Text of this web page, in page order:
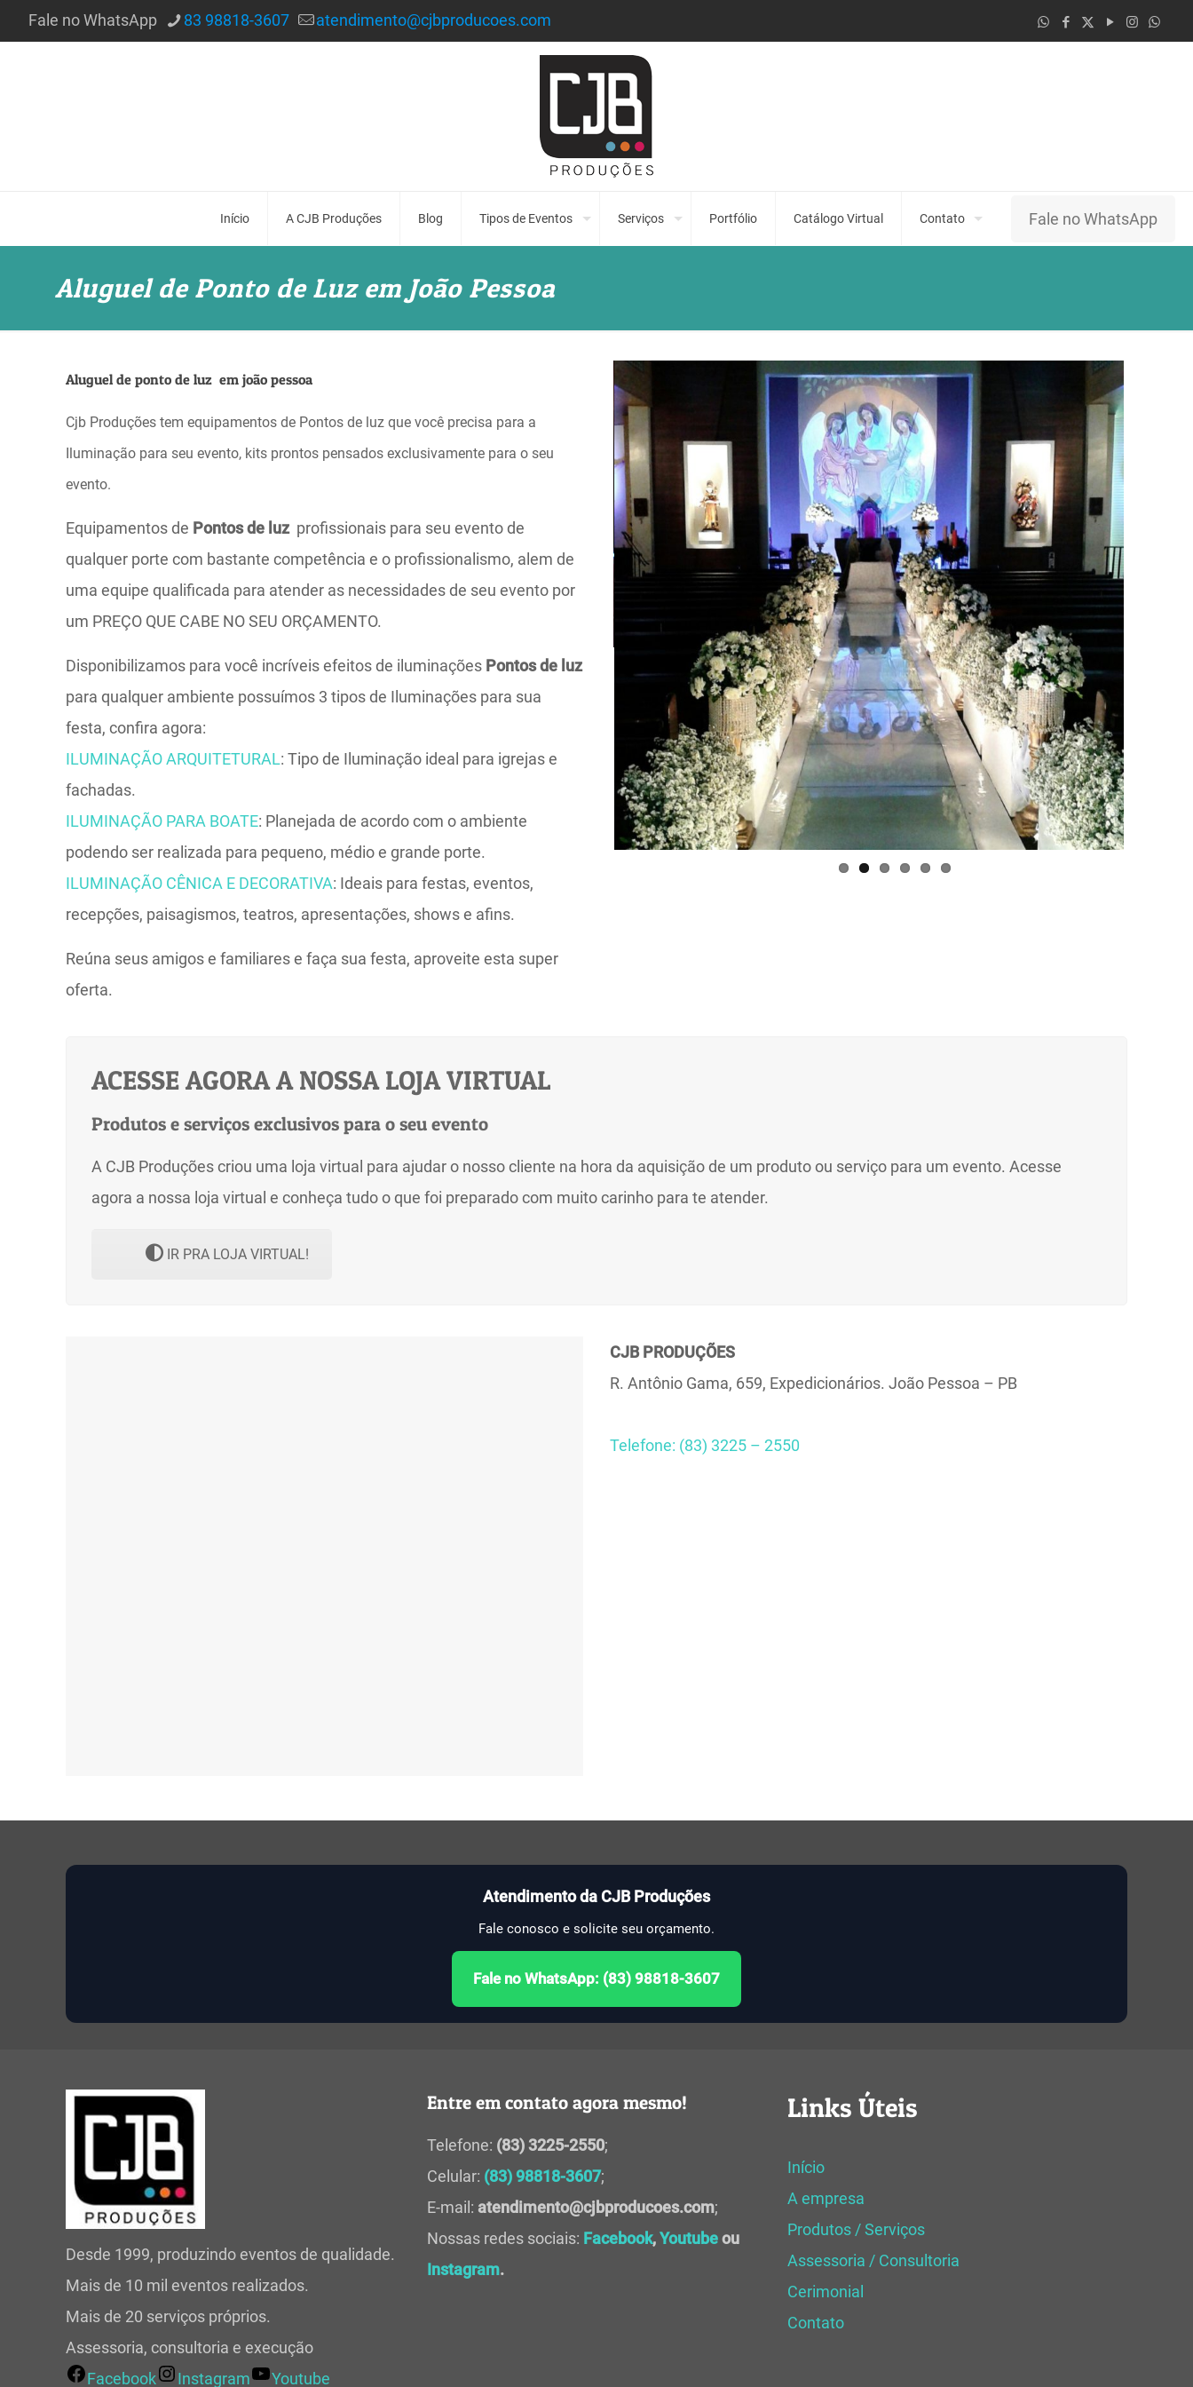
Fale no WhatsApp 83 98818-3607 atendimento@cjbproducoes.com
Início A CJB Produções Blog Tipos de Eventos Serviços Portfólio Catálogo Virtual Contato Fale no WhatsApp
Aluguel de Ponto de Luz em João Pessoa
Aluguel de ponto de luz em joão pessoa
Cjb Produções tem equipamentos de Pontos de luz que você precisa para a
Iluminação para seu evento, kits prontos pensados exclusivamente para o seu
evento.
Equipamentos de Pontos de luz profissionais para seu evento de
qualquer porte com bastante competência e o profissionalismo, alem de
uma equipe qualificada para atender as necessidades de seu evento por
um PREÇO QUE CABE NO SEU ORÇAMENTO.
Disponibilizamos para você incríveis efeitos de iluminações Pontos de luz
para qualquer ambiente possuímos 3 tipos de Iluminações para sua
festa, confira agora:
ILUMINAÇÃO ARQUITETURAL: Tipo de Iluminação ideal para igrejas e
fachadas.
ILUMINAÇÃO PARA BOATE: Planejada de acordo com o ambiente
podendo ser realizada para pequeno, médio e grande porte.
ILUMINAÇÃO CÊNICA E DECORATIVA: Ideais para festas, eventos,
recepções, paisagismos, teatros, apresentações, shows e afins.
Reúna seus amigos e familiares e faça sua festa, aproveite esta super
oferta.
ACESSE AGORA A NOSSA LOJA VIRTUAL
Produtos e serviços exclusivos para o seu evento
A CJB Produções criou uma loja virtual para ajudar o nosso cliente na hora da aquisição de um produto ou serviço para um evento. Acesse
agora a nossa loja virtual e conheça tudo o que foi preparado com muito carinho para te atender.
IR PRA LOJA VIRTUAL!
CJB PRODUÇÕES
R. Antônio Gama, 659, Expedicionários. João Pessoa – PB
Telefone: (83) 3225 – 2550
Atendimento da CJB Produções
Fale conosco e solicite seu orçamento.
Fale no WhatsApp: (83) 98818-3607
Desde 1999, produzindo eventos de qualidade.
Mais de 10 mil eventos realizados.
Mais de 20 serviços próprios.
Assessoria, consultoria e execução
Facebook
Instagram Youtube
Entre em contato agora mesmo!
Telefone: (83) 3225-2550;
Celular: (83) 98818-3607;
E-mail: atendimento@cjbproducoes.com;
Nossas redes sociais: Facebook,Youtubeou
Instagram.
Links Úteis
Início
A empresa
Produtos / Serviços
Assessoria / Consultoria
Cerimonial
Contato